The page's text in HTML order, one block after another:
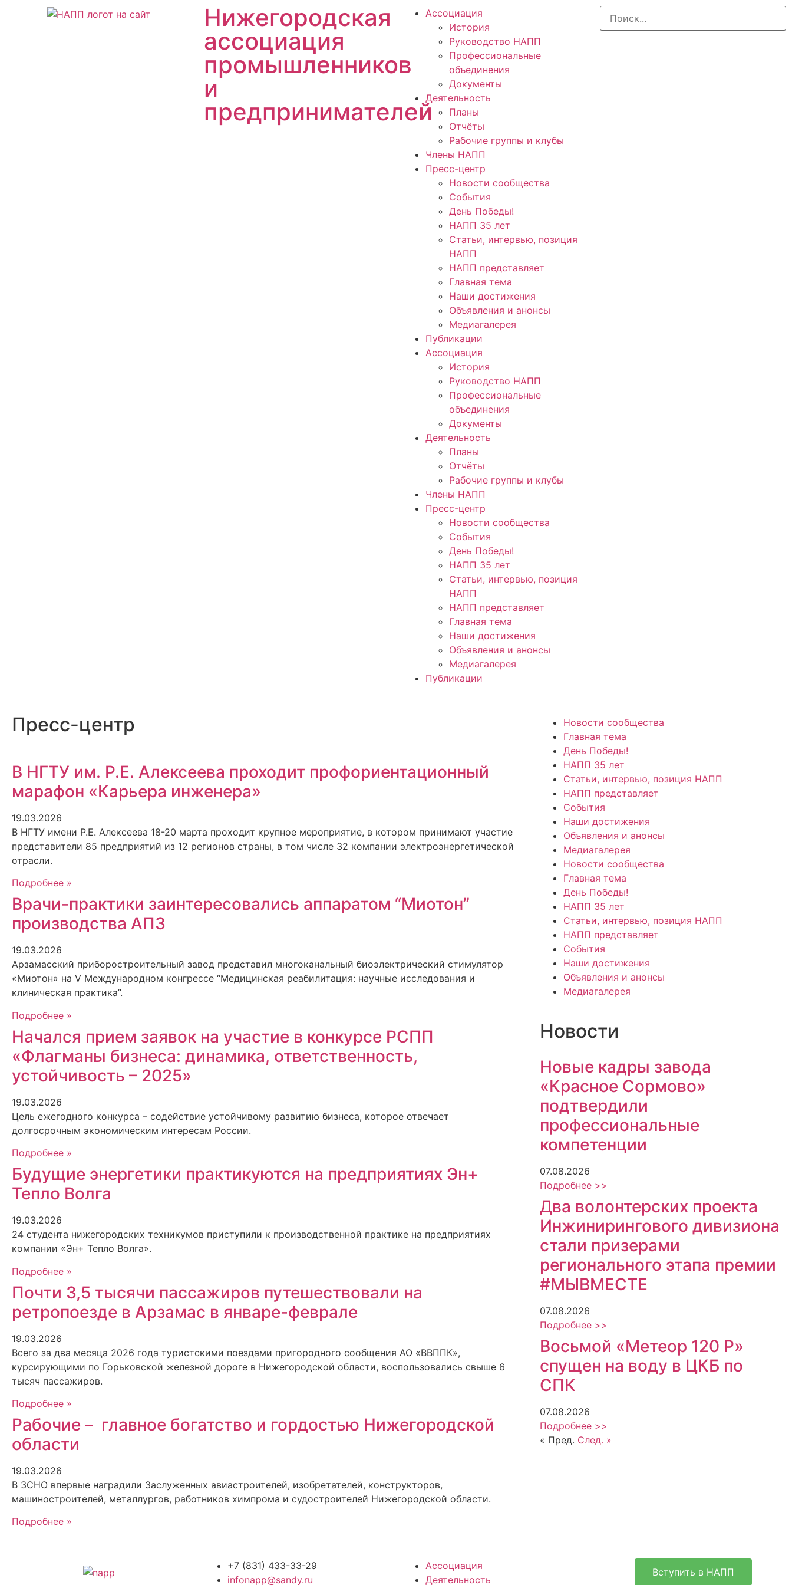
Нижегородская
ассоциация
промышленников
и
предпринимателей
Ассоциация
История
Руководство НАПП
Профессиональные
объединения
Документы
Деятельность
Планы
Отчёты
Рабочие группы и клубы
Члены НАПП
Пресс-центр
Новости сообщества
События
День Победы!
НАПП 35 лет
Статьи, интервью, позиция
НАПП
НАПП представляет
Главная тема
Наши достижения
Объявления и анонсы
Медиагалерея
Публикации
Ассоциация
История
Руководство НАПП
Профессиональные
объединения
Документы
Деятельность
Планы
Отчёты
Рабочие группы и клубы
Члены НАПП
Пресс-центр
Новости сообщества
События
День Победы!
НАПП 35 лет
Статьи, интервью, позиция
НАПП
НАПП представляет
Главная тема
Наши достижения
Объявления и анонсы
Медиагалерея
Публикации
Пресс-центр
В НГТУ им. Р.Е. Алексеева проходит профориентационный
марафон «Карьера инженера»
19.03.2026
В НГТУ имени Р.Е. Алексеева 18-20 марта проходит крупное мероприятие, в котором принимают участие
представители 85 предприятий из 12 регионов страны, в том числе 32 компании электроэнергетической
отрасли.
Подробнее »
Врачи-практики заинтересовались аппаратом “Миотон”
производства АПЗ
19.03.2026
Арзамасский приборостроительный завод представил многоканальный биоэлектрический стимулятор
«Миотон» на V Международном конгрессе “Медицинская реабилитация: научные исследования и
клиническая практика”.
Подробнее »
Начался прием заявок на участие в конкурсе РСПП
«Флагманы бизнеса: динамика, ответственность,
устойчивость – 2025»
19.03.2026
Цель ежегодного конкурса – содействие устойчивому развитию бизнеса, которое отвечает
долгосрочным экономическим интересам России.
Подробнее »
Будущие энергетики практикуются на предприятиях Эн+
Тепло Волга
19.03.2026
24 студента нижегородских техникумов приступили к производственной практике на предприятиях
компании «Эн+ Тепло Волга».
Подробнее »
Почти 3,5 тысячи пассажиров путешествовали на
ретропоезде в Арзамас в январе-феврале
19.03.2026
Всего за два месяца 2026 года туристскими поездами пригородного сообщения АО «ВВППК»,
курсирующими по Горьковской железной дороге в Нижегородской области, воспользовались свыше 6
тысяч пассажиров.
Подробнее »
Рабочие – главное богатство и гордостью Нижегородской
области
19.03.2026
В ЗСНО впервые наградили Заслуженных авиастроителей, изобретателей, конструкторов,
машиностроителей, металлургов, работников химпрома и судостроителей Нижегородской области.
Подробнее »
Новости сообщества
Главная тема
День Победы!
НАПП 35 лет
Статьи, интервью, позиция НАПП
НАПП представляет
События
Наши достижения
Объявления и анонсы
Медиагалерея
Новости сообщества
Главная тема
День Победы!
НАПП 35 лет
Статьи, интервью, позиция НАПП
НАПП представляет
События
Наши достижения
Объявления и анонсы
Медиагалерея
Новости
Новые кадры завода
«Красное Сормово»
подтвердили
профессиональные
компетенции
07.08.2026
Подробнее >>
Два волонтерских проекта
Инжинирингового дивизиона
стали призерами
регионального этапа премии
#МЫВМЕСТЕ
07.08.2026
Подробнее >>
Восьмой «Метеор 120 Р»
спущен на воду в ЦКБ по
СПК
07.08.2026
Подробнее >>
« Пред. След. »
+7 (831) 433-33-29
infonapp@sandy.ru
Ассоциация
Деятельность
Вступить в НАПП